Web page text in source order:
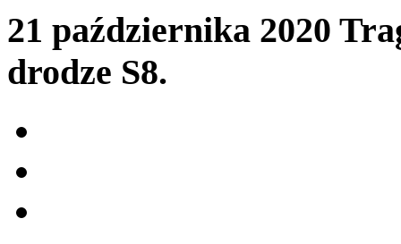
21 października 2020
drodze S8.